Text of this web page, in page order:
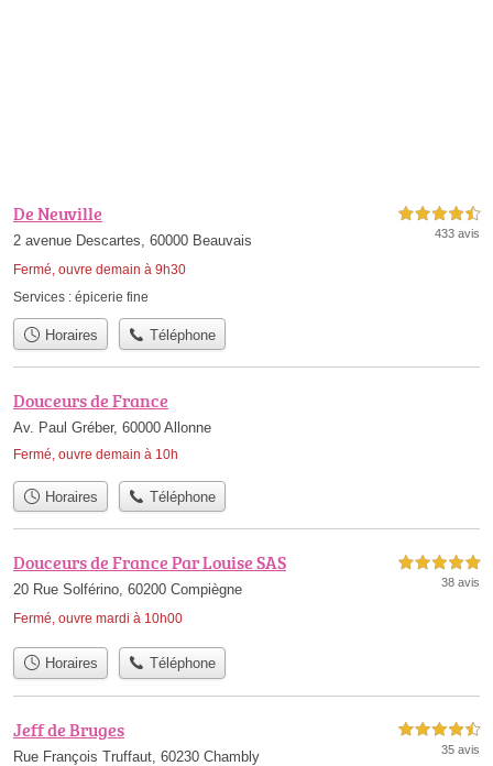
De Neuville
2 avenue Descartes, 60000 Beauvais
Fermé, ouvre demain à 9h30
4,5 étoiles sur 5
433 avis
Services : épicerie fine
Horaires Téléphone
Douceurs de France
Av. Paul Gréber, 60000 Allonne
Fermé, ouvre demain à 10h
Horaires Téléphone
Douceurs de France Par Louise SAS
20 Rue Solférino, 60200 Compiègne
Fermé, ouvre mardi à 10h00
5,0 étoiles sur 5
38 avis
Horaires Téléphone
Jeff de Bruges
Rue François Truffaut, 60230 Chambly
4,5 étoiles sur 5
35 avis